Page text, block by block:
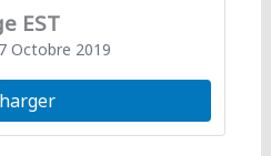
EST
Octobre 2019